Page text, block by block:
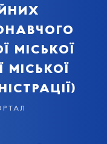
міської
міської